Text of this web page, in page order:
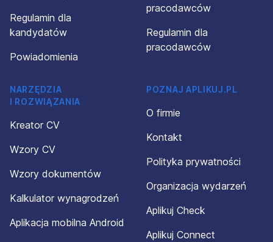
Regulamin dla
kandydatów
Powiadomienia
pracodawców
Regulamin dla
pracodawców
NARZĘDZIA
I ROZWIĄZANIA
Kreator CV
Wzory CV
Wzory dokumentów
Kalkulator wynagrodzeń
Aplikacja mobilna Android
POZNAJ APLIKUJ.PL
O firmie
Kontakt
Polityka prywatności
Organizacja wydarzeń
Aplikuj Check
Aplikuj Connect